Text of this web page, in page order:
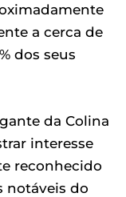
a cerca de
dos seus
da Colina
interesse
reconhecido
notáveis do